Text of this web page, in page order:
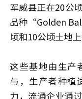
军威县正在20公
品种“Golden
顷和10公顷土地
这些基地由生产
与，生产者种植
力，流通企业通